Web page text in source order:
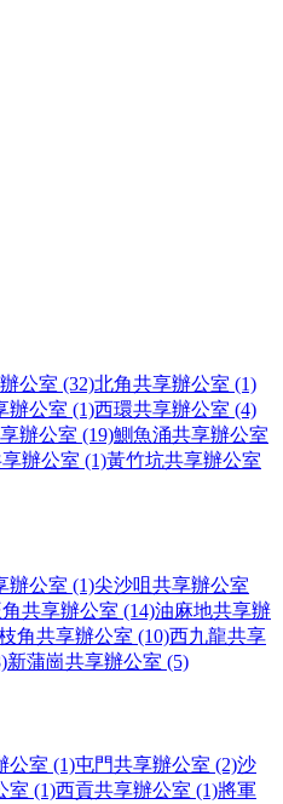
公室 (32)北角共享辦公室 (1)
辦公室 (1)西環共享辦公室 (4)
辦公室 (19)鰂魚涌共享辦公室
辦公室 (1)黃竹坑共享辦公室
辦公室 (1)尖沙咀共享辦公室
共享辦公室 (14)油麻地共享辦
角共享辦公室 (10)西九龍共享
新蒲崗共享辦公室 (5)
公室 (1)屯門共享辦公室 (2)沙
室 (1)西貢共享辦公室 (1)將軍